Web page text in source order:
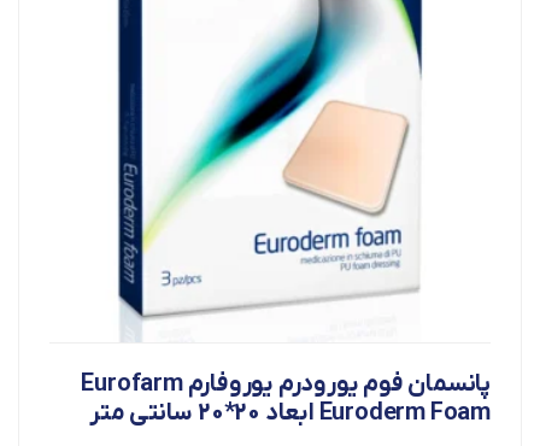
پانسمان فوم یورودرم یوروفارم Eurofarm
Euroderm Foam ابعاد 20*20 سانتی متر